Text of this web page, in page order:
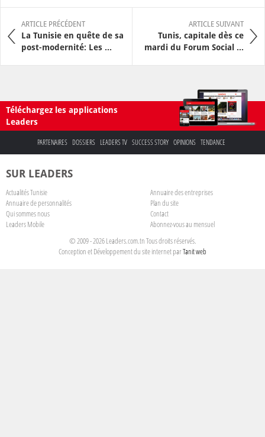
ARTICLE PRÉCÉDENT
La Tunisie en quête de sa
post-modernité: Les ...
ARTICLE SUIVANT
Tunis, capitale dès ce
mardi du Forum Social ...
Téléchargez les applications
Leaders
PARTENAIRES DOSSIERS LEADERS TV SUCCESS STORY OPINIONS TENDANCE
SUR LEADERS
Actualités Tunisie
Annuaire des entreprises
Annuaire de personnalités
Plan du site
Qui sommes nous
Contact
Leaders Mobile
Abonnez-vous au mensuel
© 2009 - 2026 Leaders.com.tn Tous droits réservés.
Conception et Développement du site internet parTanit web